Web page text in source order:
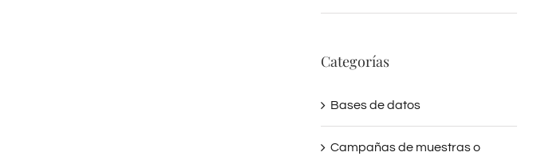
Categorías
Bases de datos
Campañas de muestras o